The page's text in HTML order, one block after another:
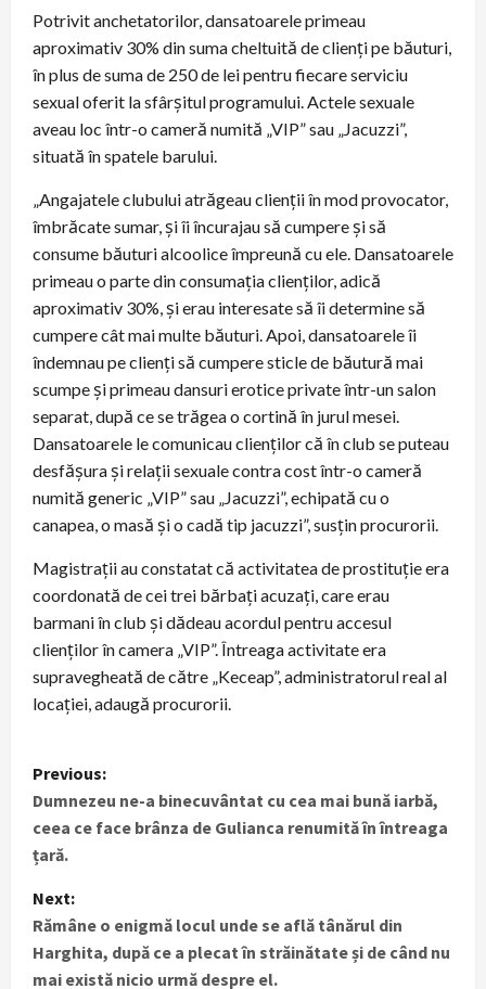
Potrivit anchetatorilor, dansatoarele primeau
aproximativ 30% din suma cheltuită de clienți pe băuturi,
în plus de suma de 250 de lei pentru fiecare serviciu
sexual oferit la sfârșitul programului. Actele sexuale
aveau loc într-o cameră numită „VIP” sau „Jacuzzi”,
situată în spatele barului.
„Angajatele clubului atrăgeau clienții în mod provocator,
îmbrăcate sumar, și îi încurajau să cumpere și să
consume băuturi alcoolice împreună cu ele. Dansatoarele
primeau o parte din consumația clienților, adică
aproximativ 30%, și erau interesate să îi determine să
cumpere cât mai multe băuturi. Apoi, dansatoarele îi
îndemnau pe clienți să cumpere sticle de băutură mai
scumpe și primeau dansuri erotice private într-un salon
separat, după ce se trăgea o cortină în jurul mesei.
Dansatoarele le comunicau clienților că în club se puteau
desfășura și relații sexuale contra cost într-o cameră
numită generic „VIP” sau „Jacuzzi”, echipată cu o
canapea, o masă și o cadă tip jacuzzi”, susțin procurorii.
Magistrații au constatat că activitatea de prostituție era
coordonată de cei trei bărbați acuzați, care erau
barmani în club și dădeau acordul pentru accesul
clienților în camera „VIP”. Întreaga activitate era
supravegheată de către „Keceap”, administratorul real al
locației, adaugă procurorii.
P
o
s
t
n
Previous:
Dumnezeu ne-a binecuvântat cu cea mai bună iarbă,
ceea ce face brânza de Gulianca renumită în întreaga
țară.
Next:
Rămâne o enigmă locul unde se află tânărul din
Harghita, după ce a plecat în străinătate și de când nu
mai există nicio urmă despre el.